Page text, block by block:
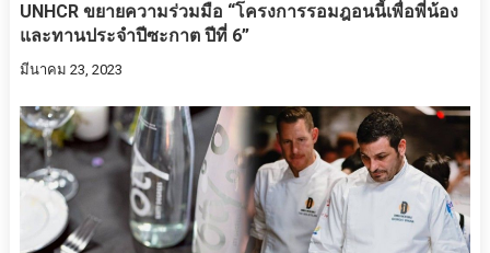
UNHCR ขยายความร่วมมือ “โครงการรอมฎอนนี้เพื่อพี่น้อง
และทานประจำปีซะกาต ปีที่ 6”
มีนาคม 23, 2023